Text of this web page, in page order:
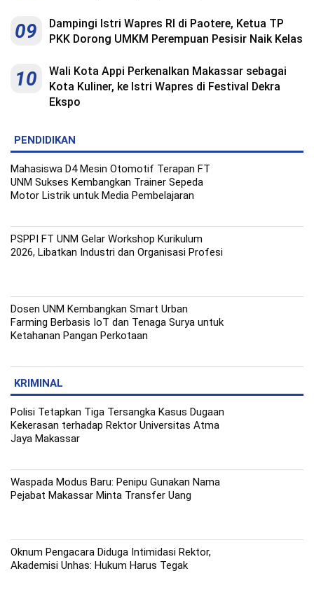
09
Dampingi Istri Wapres RI di Paotere, Ketua TP
PKK Dorong UMKM Perempuan Pesisir Naik Kelas
10
Wali Kota Appi Perkenalkan Makassar sebagai
Kota Kuliner, ke Istri Wapres di Festival Dekra
Ekspo
PENDIDIKAN
Mahasiswa D4 Mesin Otomotif Terapan FT
UNM Sukses Kembangkan Trainer Sepeda
Motor Listrik untuk Media Pembelajaran
PSPPI FT UNM Gelar Workshop Kurikulum
2026, Libatkan Industri dan Organisasi Profesi
Dosen UNM Kembangkan Smart Urban
Farming Berbasis IoT dan Tenaga Surya untuk
Ketahanan Pangan Perkotaan
KRIMINAL
Polisi Tetapkan Tiga Tersangka Kasus Dugaan
Kekerasan terhadap Rektor Universitas Atma
Jaya Makassar
Waspada Modus Baru: Penipu Gunakan Nama
Pejabat Makassar Minta Transfer Uang
Oknum Pengacara Diduga Intimidasi Rektor,
Akademisi Unhas: Hukum Harus Tegak